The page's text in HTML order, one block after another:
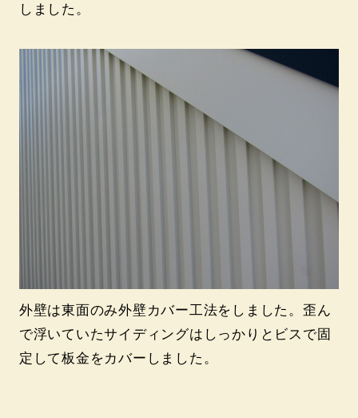
しました。
外壁は東面のみ外壁カバー工法をしました。歪ん
で浮いていたサイディングはしっかりとビスで固
定して板金をカバーしました。